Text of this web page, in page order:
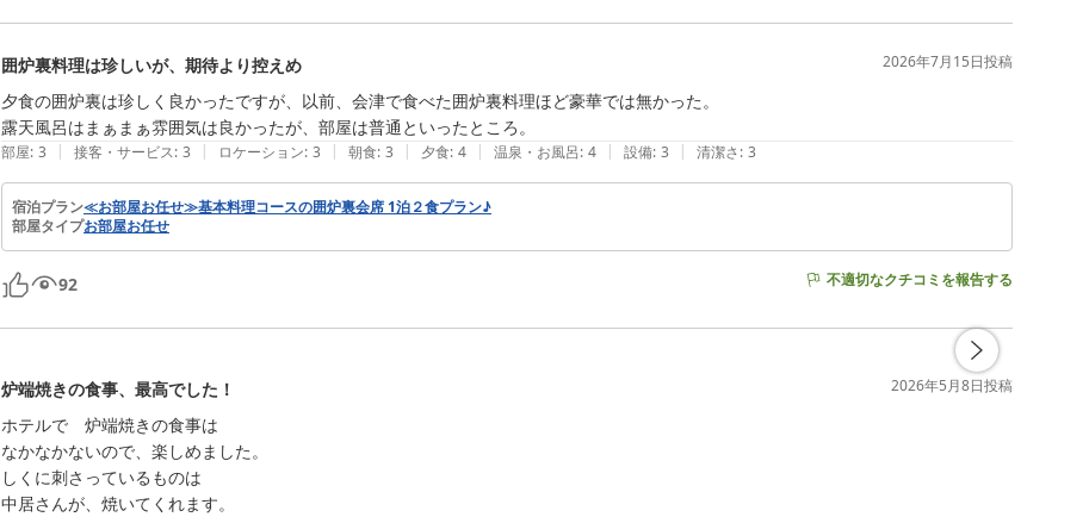
囲炉裏料理は珍しいが、期待より控えめ 2026年7月15日投稿
夕食の囲炉裏は珍しく良かったですが、以前、会津で食べた囲炉裏料理ほど豪華では無かった。
露天風呂はまぁまぁ雰囲気は良かったが、部屋は普通といったところ。
部屋: 3 | 接客・サービス: 3 | ロケーション: 3 | 朝食: 3 | 夕食: 4 | 温泉・お風呂: 4 | 設備: 3 | 清潔さ: 3
宿泊プラン≪お部屋お任せ≫基本料理コースの囲炉裏会席 1泊２食プラン♪
部屋タイプお部屋お任せ
92 不適切なクチコミを報告する
炉端焼きの食事、最高でした！ 2026年5月8日投稿
ホテルで　炉端焼きの食事は
なかなかないので、楽しめました。
しくに刺さっているものは
中居さんが、焼いてくれます。